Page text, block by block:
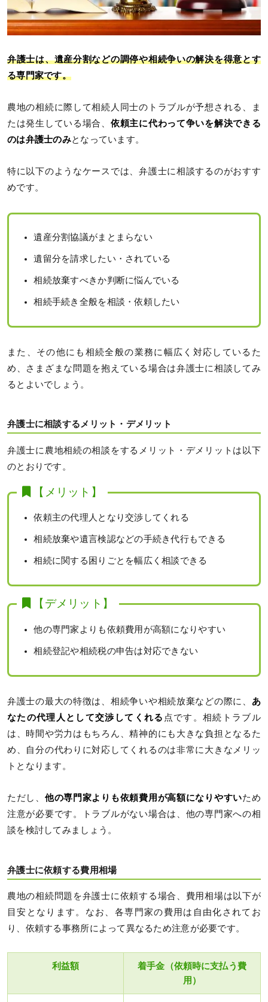
弁護士は、遺産分割などの調停や相続争いの解決を得意とす
る専門家です。
農地の相続に際して相続人同士のトラブルが予想される、ま
たは発生している場合、 依頼主に代わって争いを解決できる
のは弁護士のみとなっています。
特に以下のようなケースでは、弁護士に相談するのがおすす
めです。
遺産分割協議がまとまらない
遺留分を請求したい・されている
相続放棄すべきか判断に悩んでいる
相続手続き全般を相談・依頼したい
また、その他にも相続全般の業務に幅広く対応しているた
め、さまざまな問題を抱えている場合は弁護士に相談してみ
るとよいでしょう。
弁護士に相談するメリット・デメリット
弁護士に農地相続の相談をするメリット・デメリットは以下
のとおりです。
【メリット】
依頼主の代理人となり交渉してくれる
相続放棄や遺言検認などの手続き代行もできる
相続に関する困りごとを幅広く相談できる
【デメリット】
他の専門家よりも依頼費用が高額になりやすい
相続登記や相続税の申告は対応できない
弁護士の最大の特徴は、相続争いや相続放棄などの際に、 あ
なたの代理人として交渉してくれる 点です。相続トラブル
は、時間や労力はもちろん、精神的にも大きな負担となるた
め、自分の代わりに対応してくれるのは非常に大きなメリッ
トとなります。
ただし、 他の専門家よりも依頼費用が高額になりやすいため
注意が必要です。トラブルがない場合は、他の専門家への相
談を検討してみましょう。
弁護士に依頼する費用相場
農地の相続問題を弁護士に依頼する場合、費用相場は以下が
目安となります。なお、各専門家の費用は自由化されてお
り、依頼する事務所によって異なるため注意が必要です。
利益額
着手金（依頼時に支払う費
用）